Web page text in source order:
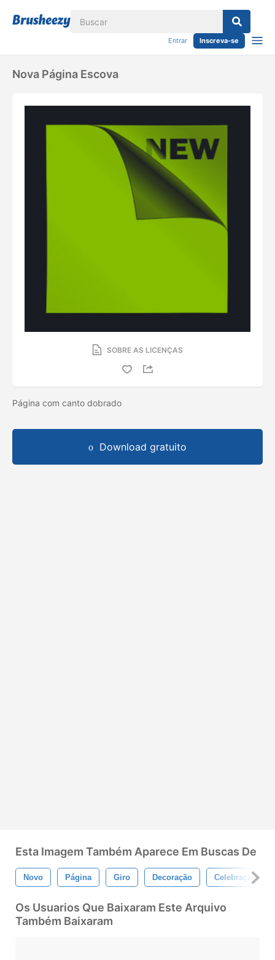
Entrar Inscreva-se
Nova Página Escova
SOBRE AS LICENÇAS
Página com canto dobrado
Download gratuito
Esta Imagem Também Aparece Em Buscas De
Novo Página Giro Decoração Celebração
Os Usuarios Que Baixaram Este Arquivo
Também Baixaram